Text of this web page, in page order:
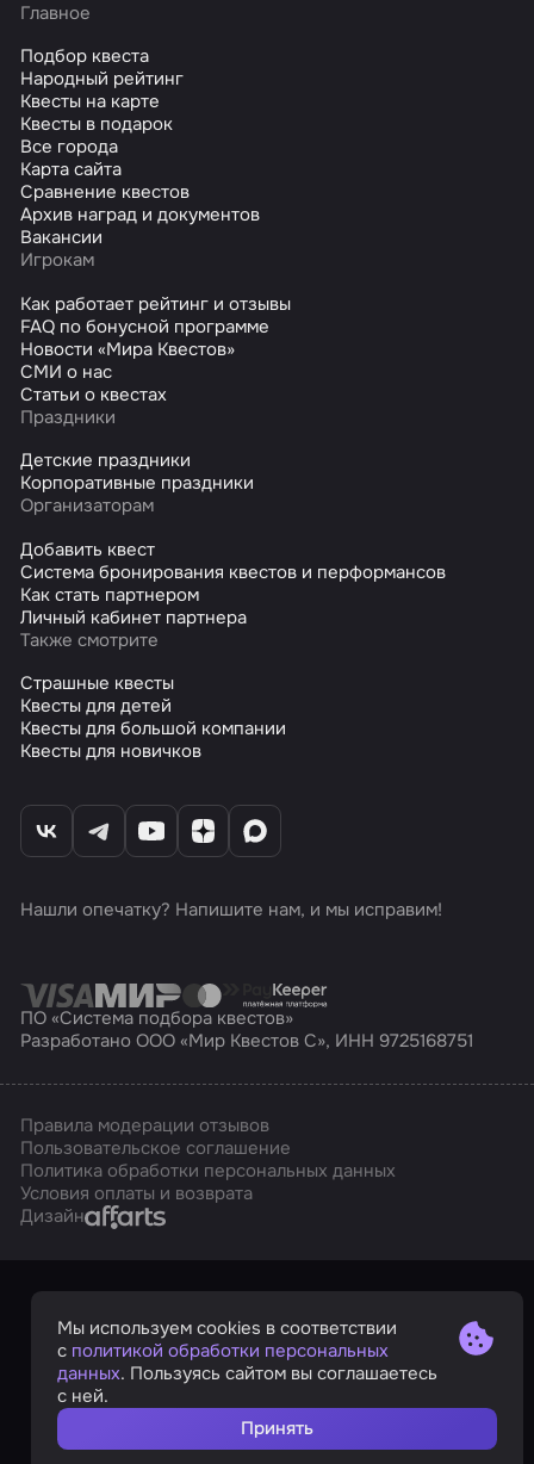
Главное
Подбор квеста
Народный рейтинг
Квесты на карте
Квесты в подарок
Все города
Карта сайта
Сравнение квестов
Архив наград и документов
Вакансии
Игрокам
Как работает рейтинг и отзывы
FAQ по бонусной программе
Новости «Мира Квестов»
СМИ о нас
Статьи о квестах
Праздники
Детские праздники
Корпоративные праздники
Организаторам
Добавить квест
Система бронирования квестов и перформансов
Как стать партнером
Личный кабинет партнера
Также смотрите
Страшные квесты
Квесты для детей
Квесты для большой компании
Квесты для новичков
Нашли опечатку? Напишите нам, и мы исправим!
ПО «Система подбора квестов»
Разработано ООО «Мир Квестов С», ИНН 9725168751
Правила модерации отзывов
Пользовательское соглашение
Политика обработки персональных данных
Условия оплаты и возврата
ДизайнAffarts
Мы используем cookies в соответствии
с политикой обработки персональных
данных. Пользуясь сайтом вы соглашаетесь
с ней.
Принять